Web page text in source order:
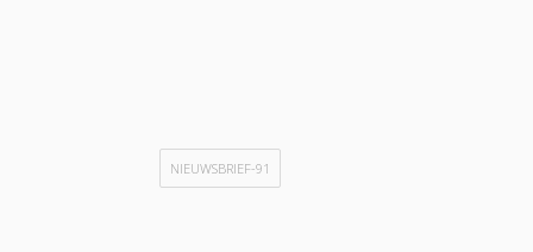
NIEUWSBRIEF-91